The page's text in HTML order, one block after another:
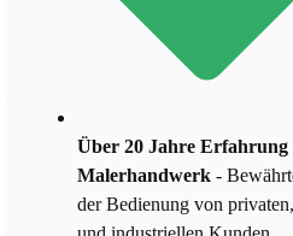
Über 20 Jahre Erfahrung
Malerhandwerk -
der Bedienung von